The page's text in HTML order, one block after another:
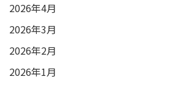
2026年4月
2026年3月
2026年2月
2026年1月